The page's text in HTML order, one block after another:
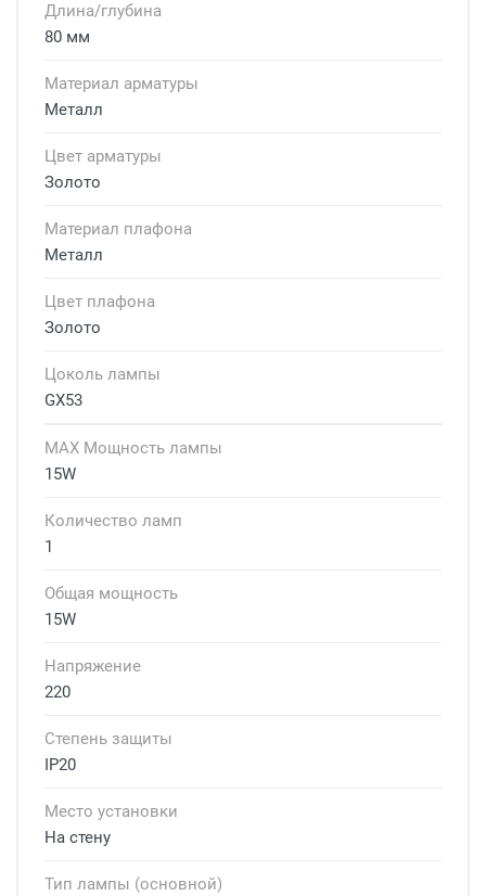
Длина/глубина
80 мм
Материал арматуры
Металл
Цвет арматуры
Золото
Материал плафона
Металл
Цвет плафона
Золото
Цоколь лампы
GX53
MAX Мощность лампы
15W
Количество ламп
1
Общая мощность
15W
Напряжение
220
Степень защиты
IP20
Место установки
На стену
Тип лампы (основной)